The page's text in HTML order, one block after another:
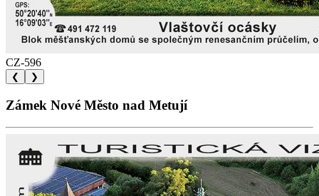
CZ-596
❮ ❯
Zámek Nové Město nad Metují